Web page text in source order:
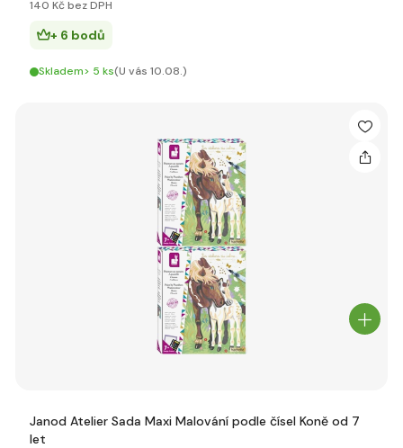
140 Kč bez DPH
+ 6 bodů
Skladem> 5 ks(U vás 10.08.)
Janod Atelier Sada Maxi Malování podle čísel Koně od 7
let